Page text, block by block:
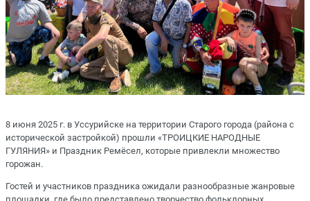
8 июня 2025 г. в Уссурийске на территории Старого города (района с
исторической застройкой) прошли «ТРОИЦКИЕ НАРОДНЫЕ
ГУЛЯНИЯ» и Праздник Ремёсел, которые привлекли множество
горожан.
Гостей и участников праздника ожидали разнообразные жанровые